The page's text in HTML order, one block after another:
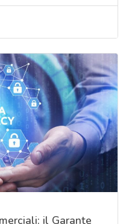
il Garante